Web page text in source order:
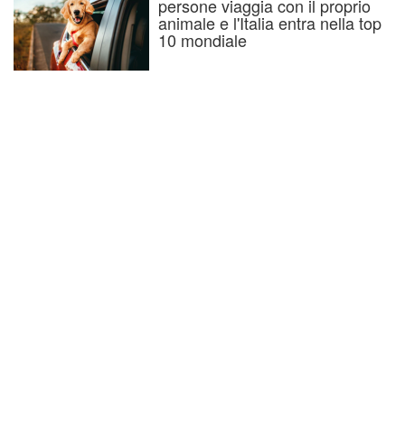
persone viaggia con il proprio
animale e l'Italia entra nella top
10 mondiale